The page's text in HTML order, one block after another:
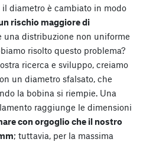
diametro è cambiato in modo
rischio maggiore di
una distribuzione non uniforme
risolto questo problema?
ricerca e sviluppo, creiamo
un diametro sfalsato, che
la bobina si riempie. Una
raggiunge le dimensioni
con orgoglio che il nostro
; tuttavia, per la massima